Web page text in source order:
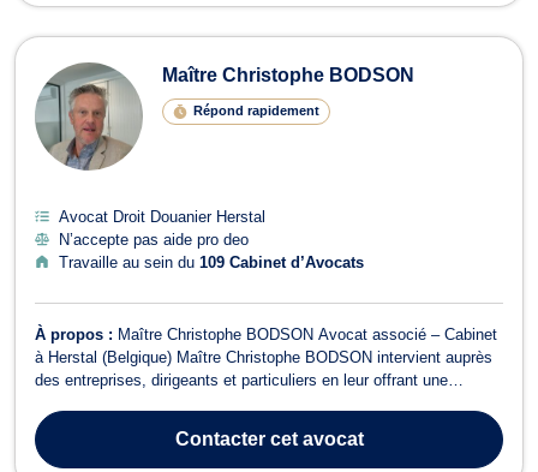
Maître Christophe BODSON
Répond rapidement
Avocat Droit Douanier Herstal
N’accepte pas aide pro deo
Travaille au sein du 109 Cabinet d’Avocats
À propos : Maître Christophe BODSON Avocat associé – Cabinet
à Herstal (Belgique) Maître Christophe BODSON intervient auprès
des entreprises, dirigeants et particuliers en leur offrant une
conseil qu’en contentieux. 🔹 Domaines d’intervention : Droit
commercial et de la con...Contactercet avocat